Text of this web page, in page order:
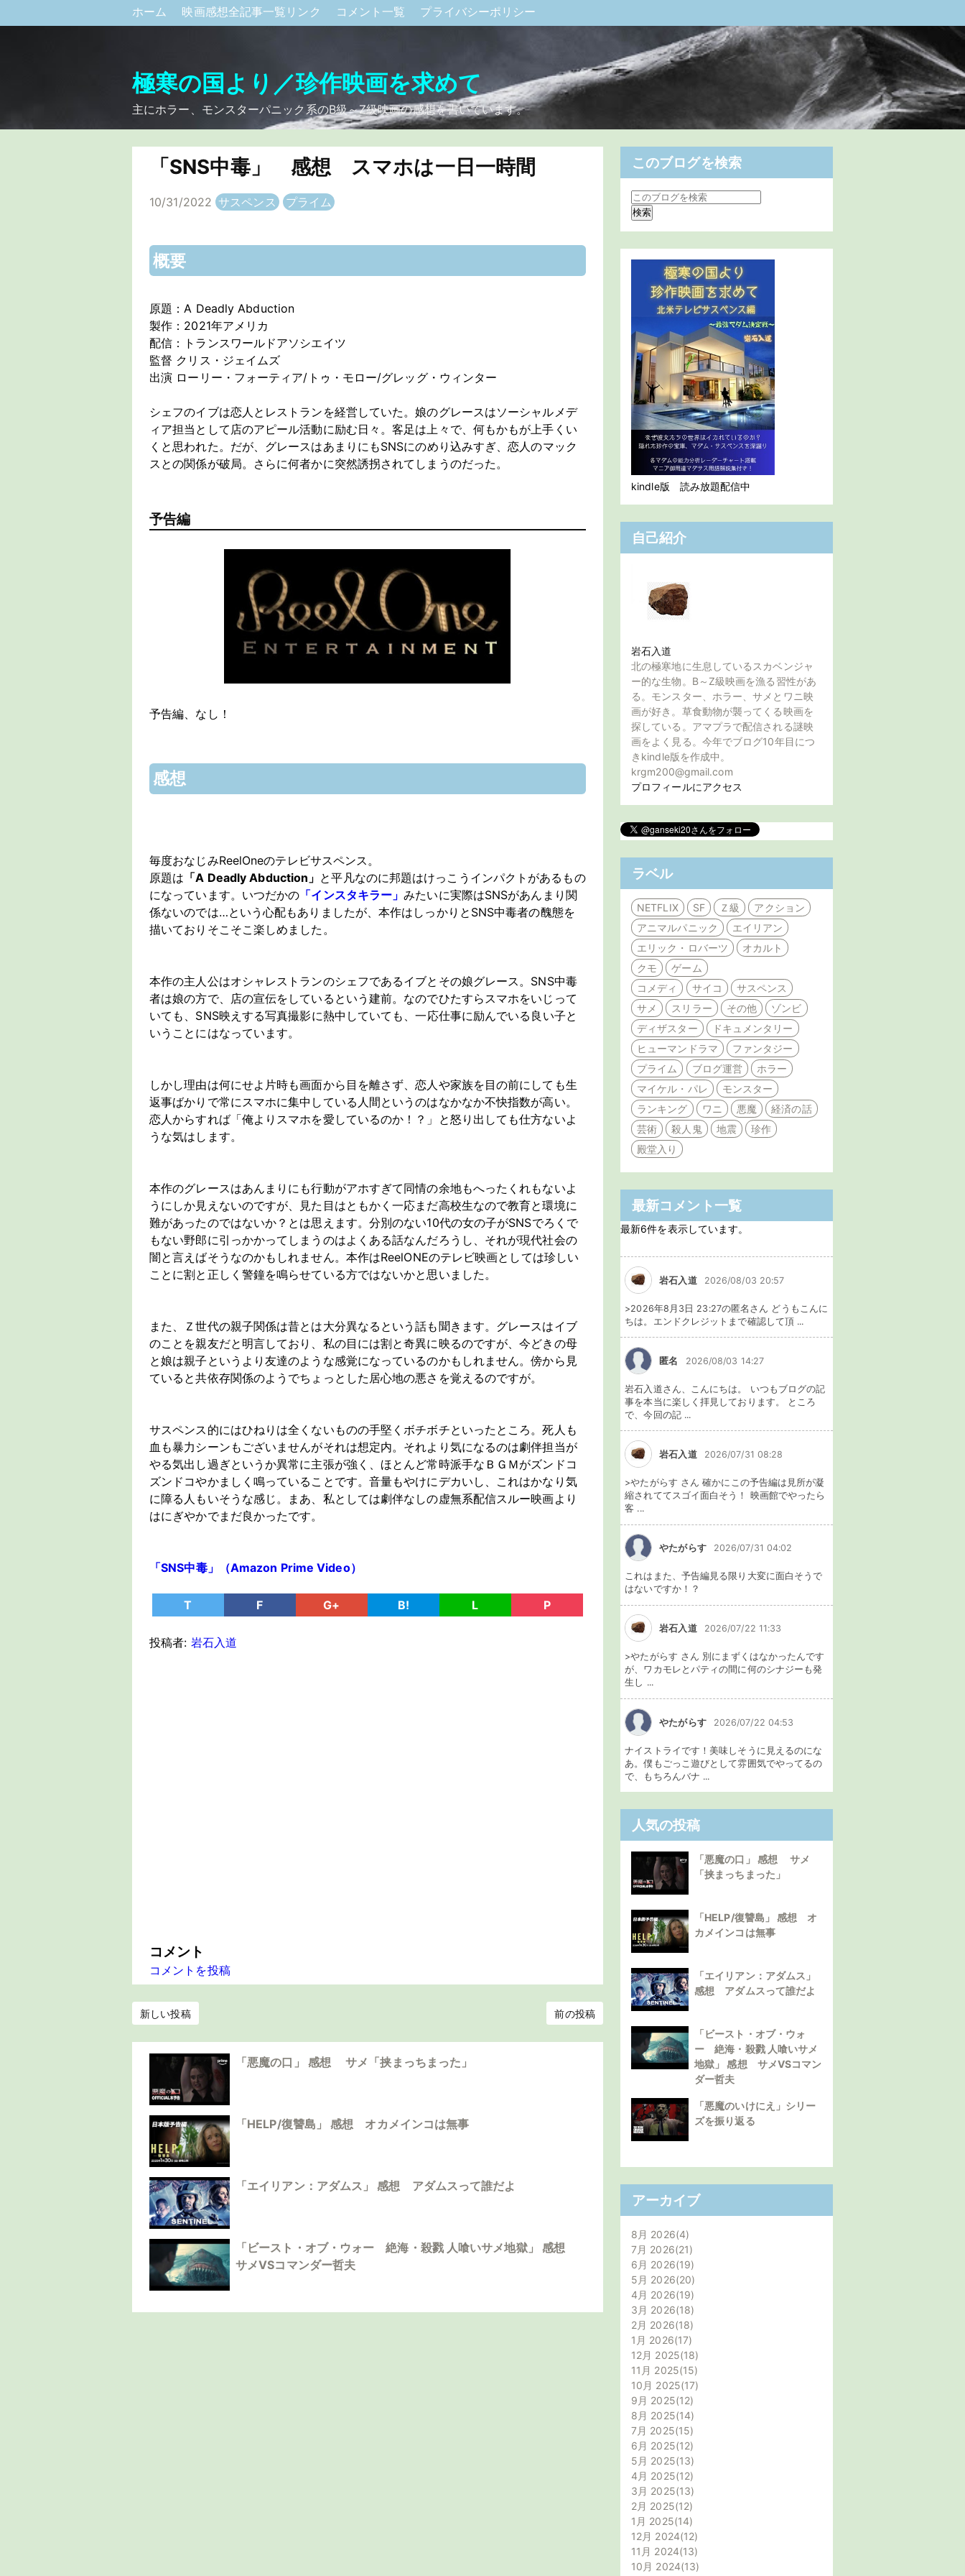
ホーム 映画感想全記事一覧リンク コメント一覧 プライバシーポリシー
極寒の国より／珍作映画を求めて
主にホラー、モンスターパニック系のB級～Z級映画の感想を書いています。
「SNS中毒」 感想 スマホは一日一時間
10/31/2022 サスペンス プライム
概要
原題：A Deadly Abduction
製作：2021年アメリカ
配信：トランスワールドアソシエイツ
監督 クリス・ジェイムズ
出演 ローリー・フォーティア/トゥ・モロー/グレッグ・ウィンター
シェフのイブは恋人とレストランを経営していた。娘のグレースはソーシャルメデ
ィア担当として店のアピール活動に励む日々。客足は上々で、何もかもが上手くい
くと思われた。だが、グレースはあまりにもSNSにのめり込みすぎ、恋人のマック
スとの関係が破局。さらに何者かに突然誘拐されてしまうのだった。
予告編
予告編、なし！
感想
毎度おなじみReelOneのテレビサスペンス。
原題は 「A Deadly Abduction」 と平凡なのに邦題はけっこうインパクトがあるもの
になっています。いつだかの 「インスタキラー」みたいに実際はSNSがあんまり関
係ないのでは…という心配もありましたが、本作はしっかりとSNS中毒者の醜態を
描いておりそこそこ楽しめました。
本作の主人公はオシャレストランのシェフであるイブとその娘グレース。SNS中毒
者は娘の方で、店の宣伝をしているという建前。なのでひたすらスマホをいじって
いても、SNS映えする写真撮影に熱中していても、一応仕事に励んでいる良い子と
いうことにはなっています。
しかし理由は何にせよ片時も画面から目を離さず、恋人や家族を目の前にしても生
返事ばかりで常にスマホに集中している人間というのはなかなか不快指数が高い。
恋人からすれば「俺よりスマホを愛しているのか！？」と怒り出しても仕方ないよ
うな気はします。
本作のグレースはあんまりにも行動がアホすぎて同情の余地もへったくれもないよ
うにしか見えないのですが、見た目はともかく一応まだ高校生なので教育と環境に
難があったのではないか？とは思えます。分別のない10代の女の子がSNSでろくで
もない野郎に引っかかってしまうのはよくある話なんだろうし、それが現代社会の
闇と言えばそうなのかもしれません。本作はReelONEのテレビ映画としては珍しい
ことに割と正しく警鐘を鳴らせている方ではないかと思いました。
また、Ｚ世代の親子関係は昔とは大分異なるという話も聞きます。グレースはイブ
のことを親友だと明言しており、私の目には割と奇異に映るのですが、今どきの母
と娘は親子というより友達のような感覚になっているのかもしれません。傍から見
ていると共依存関係のようでちょっとした居心地の悪さを覚えるのですが。
サスペンス的にはひねりは全くないものの手堅くボチボチといったところ。死人も
血も暴力シーンもございませんがそれは想定内。それより気になるのは劇伴担当が
やる気出し過ぎというか異常に主張が強く、ほとんど常時派手なＢＧＭがズンドコ
ズンドコやかましく鳴っていることです。音量もやけにデカいし、これはかなり気
に障る人もいそうな感じ。まあ、私としては劇伴なしの虚無系配信スルー映画より
はにぎやかでまだ良かったです。
「SNS中毒」（Amazon Prime Video）
T F G+ B! L P
投稿者: 岩石入道
コメント
コメントを投稿
新しい投稿 前の投稿
「悪魔の口」 感想 サメ「挟まっちまった」
「HELP/復讐島」 感想 オカメインコは無事
「エイリアン：アダムス」 感想 アダムスって誰だよ
「ビースト・オブ・ウォー 絶海・殺戮 人喰いサメ地獄」 感想
サメVSコマンダー哲夫
このブログを検索
kindle版 読み放題配信中
自己紹介
岩石入道
北の極寒地に生息しているスカベンジャ
ー的な生物。B～Z級映画を漁る習性があ
る。モンスター、ホラー、サメとワニ映
画が好き。草食動物が襲ってくる映画を
探している。アマプラで配信される謎映
画をよく見る。今年でブログ10年目につ
きkindle版を作成中。
krgm200@gmail.com
プロフィールにアクセス
ラベル
NETFLIX SF Ｚ級
アクション
アニマルパニック
エイリアン
エリック・ロバーツ
オカルト
クモ
ゲーム
コメディ
サイコ
サスペンス
サメ
スリラー その他
ゾンビ
ディザスター
ドキュメンタリー
ヒューマンドラマ
ファンタジー
プライム
ブログ運営
ホラー
マイケル・パレ
モンスター
ランキング
ワニ 悪魔
経済の話
芸術
殺人鬼 地震
珍作
殿堂入り
最新コメント一覧
最新6件を表示しています。
岩石入道 2026/08/03 20:57
>2026年8月3日 23:27の匿名さん どうもこんに
ちは。エンドクレジットまで確認して頂 ...
匿名 2026/08/03 14:27
岩石入道さん、こんにちは。 いつもブログの記
事を本当に楽しく拝見しております。 ところ
で、今回の記 ...
岩石入道 2026/07/31 08:28
>やたがらす さん 確かにこの予告編は見所が凝
縮されててスゴイ面白そう！ 映画館でやったら
客 ...
やたがらす 2026/07/31 04:02
これはまた、予告編見る限り大変に面白そうで
はないですか！？
岩石入道 2026/07/22 11:33
>やたがらす さん 別にまずくはなかったんです
が、ワカモレとパティの間に何のシナジーも発
生し ...
やたがらす 2026/07/22 04:53
ナイストライです！美味しそうに見えるのにな
あ。僕もごっこ遊びとして雰囲気でやってるの
で、もちろんバナ ...
人気の投稿
「悪魔の口」 感想 サメ
「挟まっちまった」
「HELP/復讐島」 感想 オ
カメインコは無事
「エイリアン：アダムス」
感想 アダムスって誰だよ
「ビースト・オブ・ウォ
ー 絶海・殺戮 人喰いサメ
地獄」 感想 サメVSコマン
ダー哲夫
「悪魔のいけにえ」シリー
ズを振り返る
アーカイブ
8月 2026 4
7月 2026 21
6月 2026 19
5月 2026 20
4月 2026 19
3月 2026 18
2月 2026 18
1月 2026 17
12月 2025 18
11月 2025 15
10月 2025 17
9月 2025 12
8月 2025 14
7月 2025 15
6月 2025 12
5月 2025 13
4月 2025 12
3月 2025 13
2月 2025 12
1月 2025 14
12月 2024 12
11月 2024 13
10月 2024 13